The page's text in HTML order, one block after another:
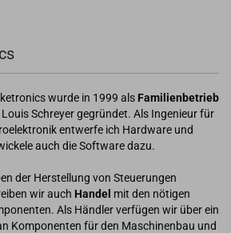
wurde in 1999 als Familienbetrieb
Schreyer gegründet. Als Ingenieur für
entwerfe ich Hardware und
auch die Software dazu.
der Herstellung von Steuerungen
wir auch Handel mit den nötigen
Als Händler verfügen wir über ein
Komponenten für den Maschinenbau und